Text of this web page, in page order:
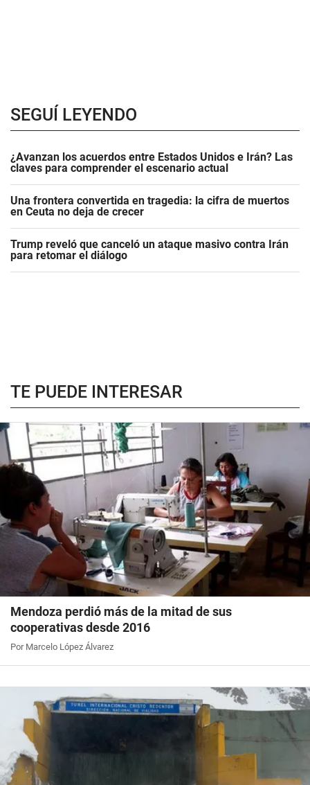
SEGUÍ LEYENDO
¿Avanzan los acuerdos entre Estados Unidos e Irán? Las
claves para comprender el escenario actual
Una frontera convertida en tragedia: la cifra de muertos
en Ceuta no deja de crecer
Trump reveló que canceló un ataque masivo contra Irán
para retomar el diálogo
TE PUEDE INTERESAR
Mendoza perdió más de la mitad de sus
cooperativas desde 2016
Por Marcelo López Álvarez